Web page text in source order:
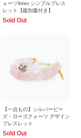
ォーツ9mm シンプルブレス
レット【鑑別書付き】
Sold Out
【一点もの】シルバービー
ズ・ローズクォーツ デザイン
ブレスレット
Sold Out